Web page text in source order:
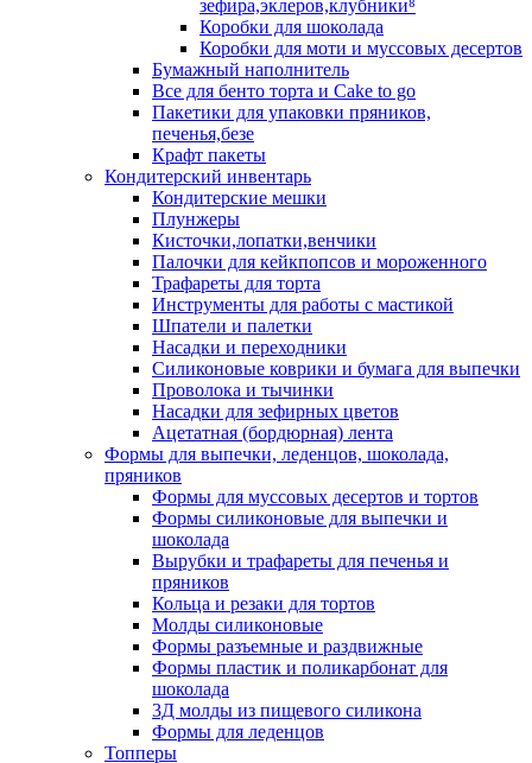
зефира,эклеров,клубники⁸
Коробки для шоколада
Коробки для моти и муссовых десертов
Бумажный наполнитель
Все для бенто торта и Cake to go
Пакетики для упаковки пряников,
печенья,безе
Крафт пакеты
Кондитерский инвентарь
Кондитерские мешки
Плунжеры
Кисточки,лопатки,венчики
Палочки для кейкпопсов и мороженного
Трафареты для торта
Инструменты для работы с мастикой
Шпатели и палетки
Насадки и переходники
Силиконовые коврики и бумага для выпечки
Проволока и тычинки
Насадки для зефирных цветов
Ацетатная (бордюрная) лента
Формы для выпечки, леденцов, шоколада,
пряников
Формы для муссовых десертов и тортов
Формы силиконовые для выпечки и
шоколада
Вырубки и трафареты для печенья и
пряников
Кольца и резаки для тортов
Молды силиконовые
Формы разъемные и раздвижные
Формы пластик и поликарбонат для
шоколада
3Д молды из пищевого силикона
Формы для леденцов
Топперы